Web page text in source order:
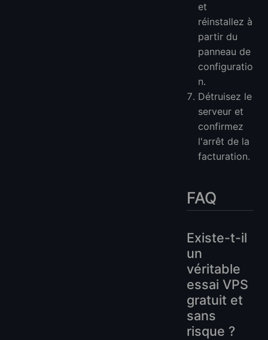
et
réinstallez à
partir du
panneau de
configuratio
n.
Détruisez le
serveur et
confirmez
l'arrêt de la
facturation.
FAQ
Existe-t-il
un
véritable
essai VPS
gratuit et
sans
risque ?